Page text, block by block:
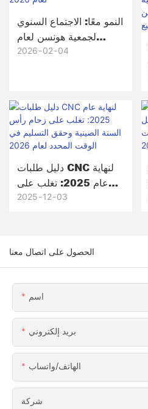
النمو معًا: الاجتماع السنوي
لجمعية هونسن لعام
2026 02 04
دليل طلبات CNC لنهاية
عام 2025: تغلب على
زحام رأس السنة الصينية
2025 12 03
الحصول على اتصال معنا
اسم
بريد إلكتروني
الهاتف/واتساب
شركة